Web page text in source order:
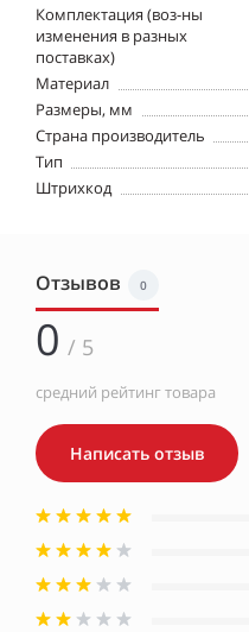
Комплектация (воз-ны
изменения в разных
поставках)
Материал
Размеры, мм
Страна производитель
Тип
Штрихкод
Отзывов 0
0 / 5
средний рейтинг товара
Написать отзыв